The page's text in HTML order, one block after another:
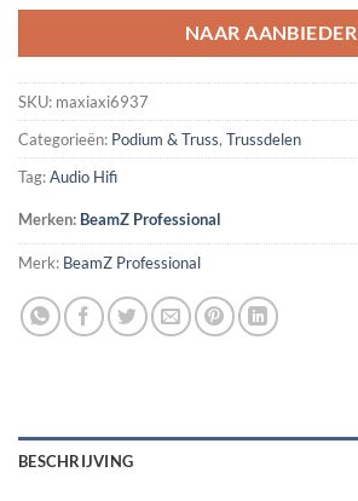
NAAR AANBIEDER
SKU: maxiaxi6937
Categorieën: Podium & Truss, Trussdelen
Tag:Audio Hifi
Merken: BeamZ Professional
Merk: BeamZ Professional
BESCHRIJVING